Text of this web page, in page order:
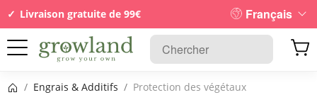
Livraison gratuite de 99€ Français
Page d’accueil
/ Engrais & Additifs / Protection des végétaux